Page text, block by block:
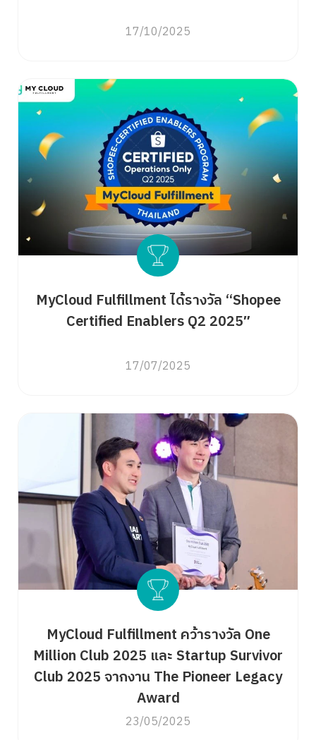
17/10/2025
MyCloud Fulfillment ได้รางวัล “Shopee
Certified Enablers Q2 2025″
17/07/2025
MyCloud Fulfillment คว้ารางวัล One
Million Club 2025 และ Startup Survivor
Club 2025 จากงาน The Pioneer Legacy
Award
23/05/2025